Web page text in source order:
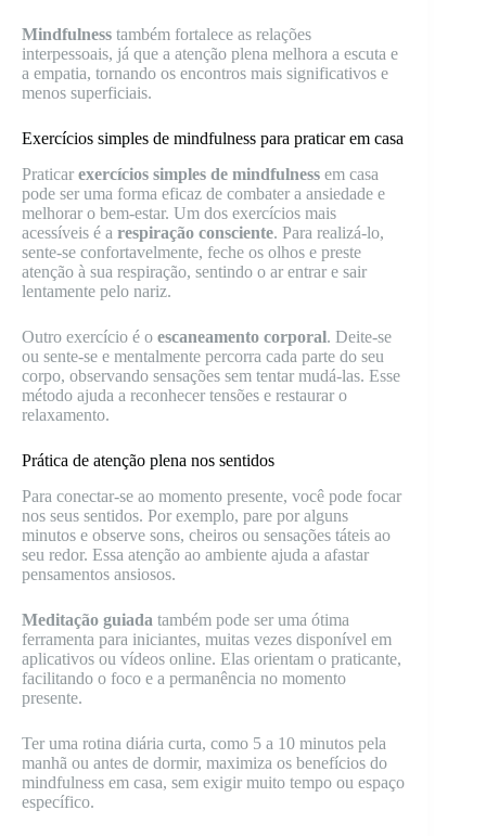
Mindfulness também fortalece as relações
interpessoais, já que a atenção plena melhora a escuta e
a empatia, tornando os encontros mais significativos e
menos superficiais.
Exercícios simples de mindfulness para praticar em casa
Praticar exercícios simples de mindfulness em casa
pode ser uma forma eficaz de combater a ansiedade e
melhorar o bem-estar. Um dos exercícios mais
acessíveis é a respiração consciente. Para realizá-lo,
sente-se confortavelmente, feche os olhos e preste
atenção à sua respiração, sentindo o ar entrar e sair
lentamente pelo nariz.
Outro exercício é o escaneamento corporal. Deite-se
ou sente-se e mentalmente percorra cada parte do seu
corpo, observando sensações sem tentar mudá-las. Esse
método ajuda a reconhecer tensões e restaurar o
relaxamento.
Prática de atenção plena nos sentidos
Para conectar-se ao momento presente, você pode focar
nos seus sentidos. Por exemplo, pare por alguns
minutos e observe sons, cheiros ou sensações táteis ao
seu redor. Essa atenção ao ambiente ajuda a afastar
pensamentos ansiosos.
Meditação guiada também pode ser uma ótima
ferramenta para iniciantes, muitas vezes disponível em
aplicativos ou vídeos online. Elas orientam o praticante,
facilitando o foco e a permanência no momento
presente.
Ter uma rotina diária curta, como 5 a 10 minutos pela
manhã ou antes de dormir, maximiza os benefícios do
mindfulness em casa, sem exigir muito tempo ou espaço
específico.